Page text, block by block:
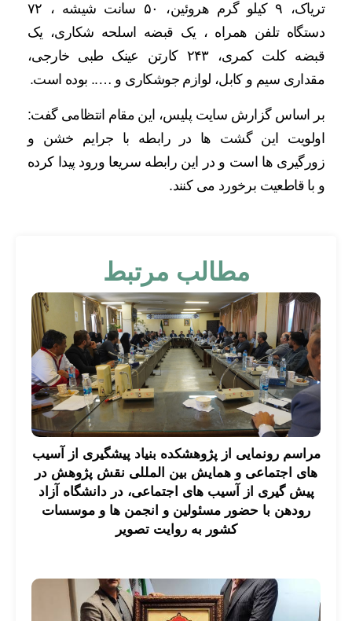
تریاک، ۹ کیلو گرم هروئین، ۵۰ سانت شیشه ، ۷۲
دستگاه تلفن همراه ، یک قبضه اسلحه شکاری، یک
قبضه کلت کمری، ۲۴۳ کارتن عینک طبی خارجی،
مقداری سیم و کابل، لوازم جوشکاری و ….. بوده است.
بر اساس گزارش سایت پلیس، این مقام انتظامی گفت:
اولویت این گشت ها در رابطه با جرایم خشن و
زورگیری ها است و در این رابطه سریعا ورود پیدا کرده
و با قاطعیت برخورد می کنند.
مطالب مرتبط
مراسم رونمایی از پژوهشکده بنیاد پیشگیری از آسیب
های اجتماعی و همایش بین المللی نقش پژوهش در
پیش گیری از آسیب های اجتماعی، در دانشگاه آزاد
رودهن با حضور مسئولین و انجمن ها و موسسات
کشور به روایت تصویر